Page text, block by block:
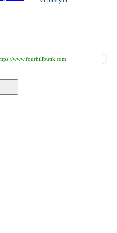
www.fourhillbutik.com